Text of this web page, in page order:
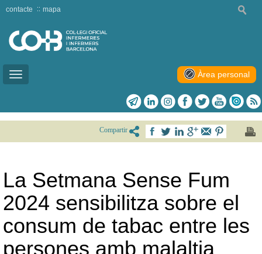
Toggle
contacte mapa
Àrea personal
Compartir
La Setmana Sense Fum
2024 sensibilitza sobre el
consum de tabac entre les
persones amb malaltia